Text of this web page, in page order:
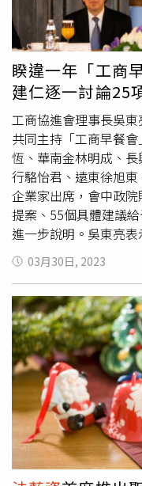
資源支持；加大國發
外投資適用相關租稅
熙皆為生策會理事，
東亮聊到生技業時常提
象深刻之外，同樣為吳
則在吳東亮擔任理事長
示，工商協進會第一
會，是因為他近幾年都
生策會理事會，就連
問，非常了解與熟悉
獻卓越、現任會長翁
院、生技公司、科技
很大的平台，期盼工
公部門溝通橋梁。對
品醫材？政院相關部
給付等，可考慮國內
點。
睽違一年「工商
建仁逐一討論25
工商協進會理事長吳
共同主持「工商早餐
恆、華南金林明成、
行駱怡君、遠東徐旭
企業家出席，會中政
提案、55個具體建議
進一步說明。吳東亮
升、經濟振興、淨零
源、經營環境等7個面
感謝院長對工商界的
指示各部會迅速回復
年由工商協進會主辦
／方萬民攝）吳東亮
年固定與行政院召開
題，進行討論與溝通
濟發展。今天是行政
商協進會理事長後的
疫情時代，雖然國際
治風險升溫、碳邊境
企業營運帶來挑戰，但
03月30日, 2023